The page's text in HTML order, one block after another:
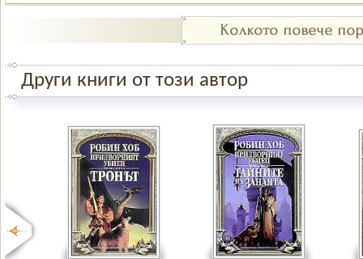
Други книги от този автор